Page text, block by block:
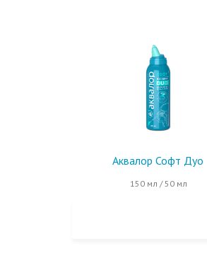
Аквалор Софт Дуо
150 мл / 50 мл